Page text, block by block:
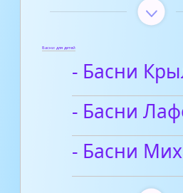
Басни для детей
- Басни
- Басни
- Басни